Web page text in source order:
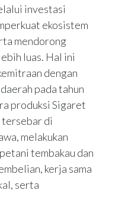
investasi
ekosistem
mendorong
luas. Hal ini
dengan
pada tahun
produksi Sigaret
tersebar di
melakukan
tembakau dan
kerja sama
serta